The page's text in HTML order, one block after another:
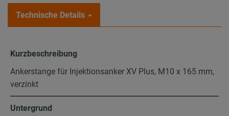
Technische Details
Kurzbeschreibung
Ankerstange für Injektionsanker XV Plus, M10 x 165 mm,
verzinkt
Untergrund